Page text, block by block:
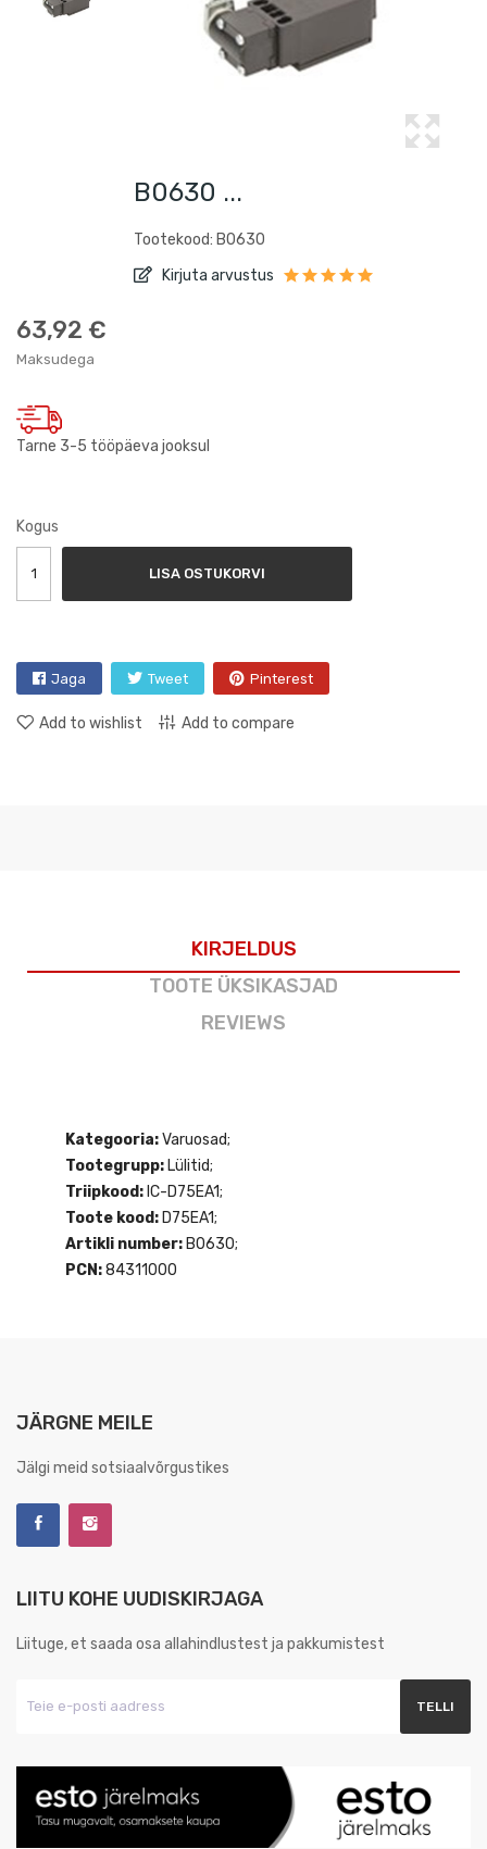
B0630 ...
Tootekood: B0630
Kirjuta arvustus
63,92 €
Maksudega
Tarne 3-5 tööpäeva jooksul
Kogus
LISA OSTUKORVI
Jaga Tweet Pinterest
Add to wishlist Add to compare
KIRJELDUS
TOOTE ÜKSIKASJAD
REVIEWS
Kategooria:Varuosad;
Tootegrupp: Lülitid;
Triipkood: IC-D75EA1;
Toote kood: D75EA1;
Artikli number: B0630;
PCN:84311000
JÄRGNE MEILE
Jälgi meid sotsiaalvõrgustikes
LIITU KOHE UUDISKIRJAGA
Liituge, et saada osa allahindlustest ja pakkumistest